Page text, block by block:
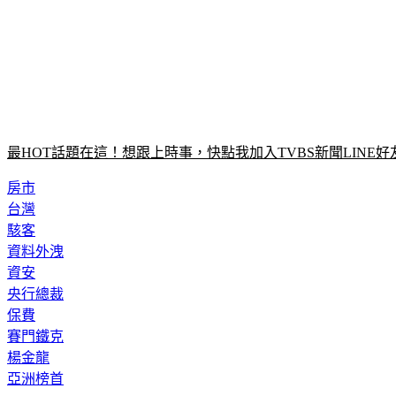
最HOT話題在這！想跟上時事，快點我加入TVBS新聞LINE好
房市
台灣
駭客
資料外洩
資安
央行總裁
保費
賽門鐵克
楊金龍
亞洲榜首